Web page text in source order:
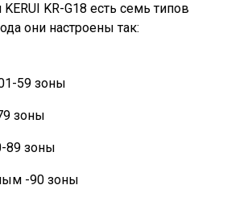
KR-G18 есть семь типов
они настроены так:
59 зоны
зоны
89 зоны
-90 зоны